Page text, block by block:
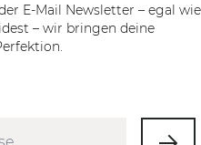
E-Mail Newsletter – egal wie
– wir bringen deine